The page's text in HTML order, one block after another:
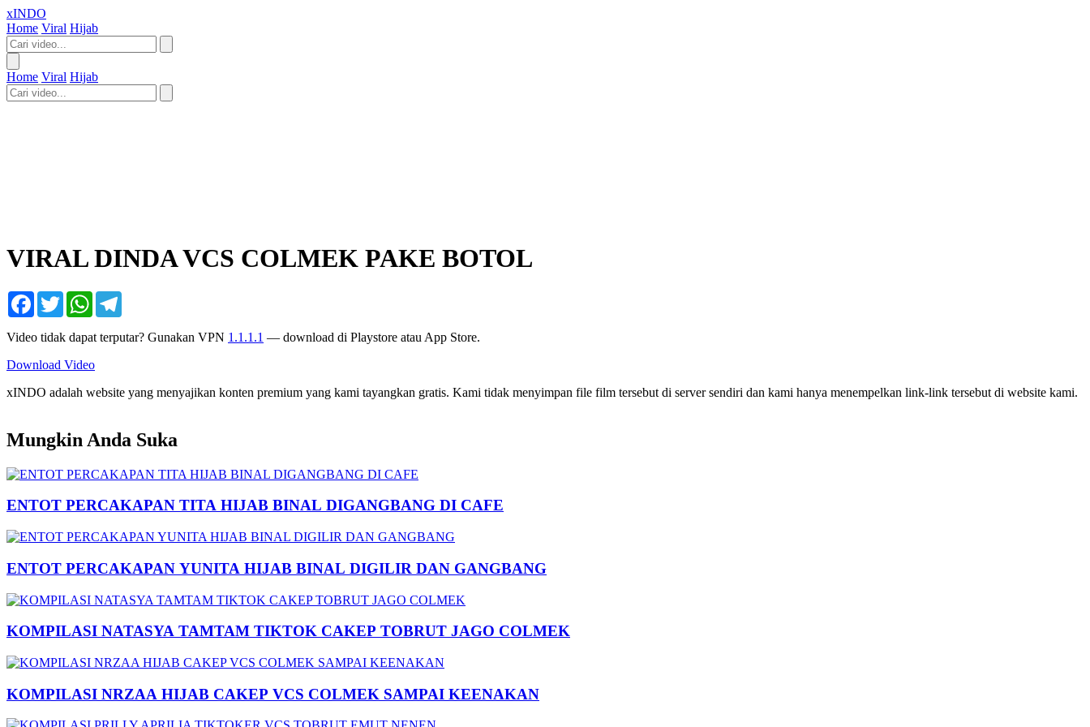
xINDO
Home Viral Hijab
Home Viral Hijab
VIRAL DINDA VCS COLMEK PAKE BOTOL
Facebook
TwitterWhatsApp
Video tidak dapat terputar? Gunakan VPN 1.1.1.1 — download di Playstore atau App Store.
Download Video
xINDO adalah website yang menyajikan konten premium yang kami tayangkan gratis. Kami tidak menyimpan file film tersebut di server sendiri dan kami hanya menempelkan link-link tersebut di website kami.
Mungkin Anda Suka
ENTOT PERCAKAPAN TITA HIJAB BINAL DIGANGBANG DI CAFE
ENTOT PERCAKAPAN YUNITA HIJAB BINAL DIGILIR DAN GANGBANG
KOMPILASI NATASYA TAMTAM TIKTOK CAKEP TOBRUT JAGO COLMEK
KOMPILASI NRZAA HIJAB CAKEP VCS COLMEK SAMPAI KEENAKAN